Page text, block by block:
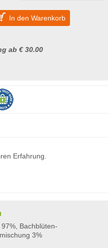
In den Warenkorb
ab € 30.00
Erfahrung.
Bachblüten-
3%